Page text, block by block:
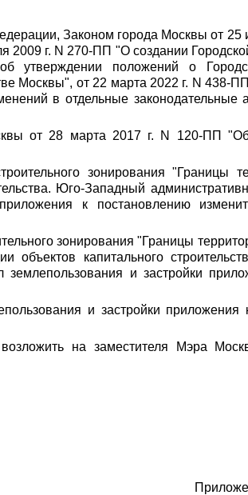
Законом города Москвы от 25
г. N 270-ПП "О создании
утверждении положений о
Москвы", от 22 марта 2022 г. N 438-
в отдельные законодательные
от 28 марта 2017 г. N 120-ПП
зонирования "Границы
Юго-Западный
к постановлению
зонирования "Границы
объектов капитального
и застройки
и застройки
на заместителя Мэра